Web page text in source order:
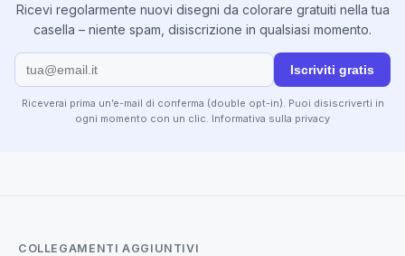
Ricevi regolarmente nuovi disegni da colorare gratuiti nella tua
casella – niente spam, disiscrizione in qualsiasi momento.
Iscriviti gratis
Riceverai prima un’e-mail di conferma (double opt-in). Puoi disiscriverti in
ogni momento con un clic. Informativa sulla privacy
COLLEGAMENTI AGGIUNTIVI